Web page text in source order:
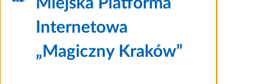
Internetowa
„Magiczny Kraków”